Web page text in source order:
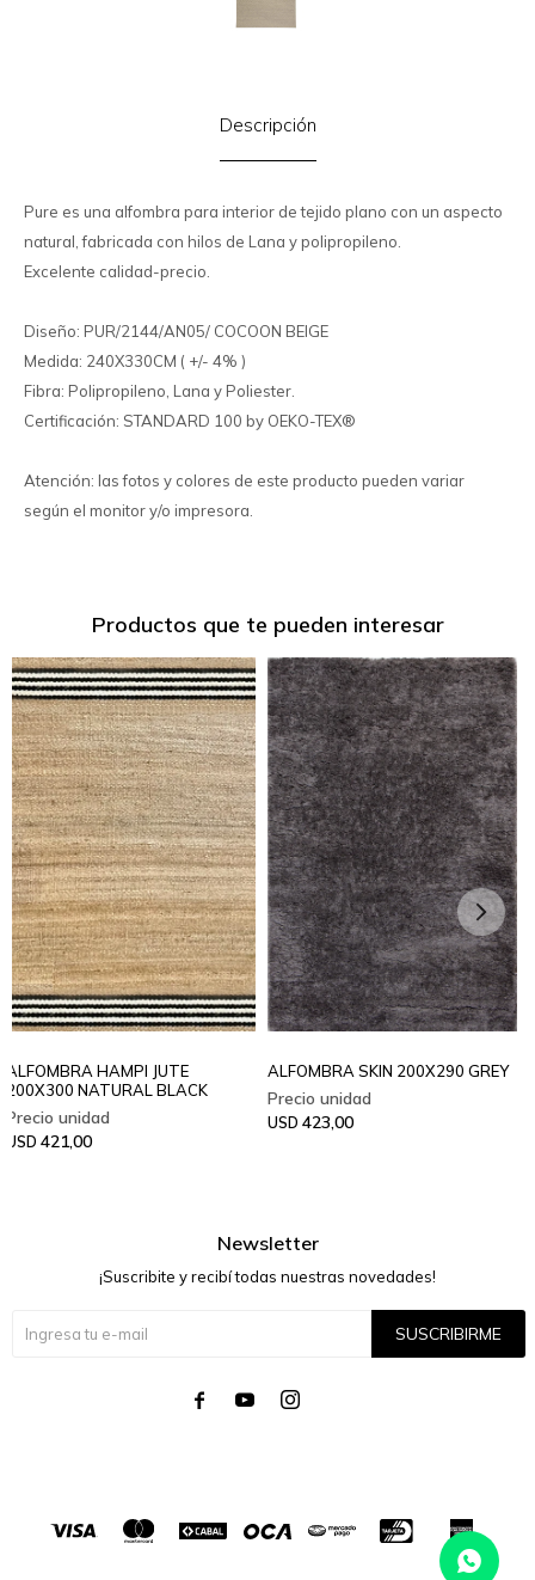
Descripción
Pure es una alfombra para interior de tejido plano con un aspecto
natural, fabricada con hilos de Lana y polipropileno.
Excelente calidad-precio.
Diseño: PUR/2144/AN05/ COCOON BEIGE
Medida: 240X330CM ( +/- 4% )
Fibra: Polipropileno, Lana y Poliester.
Certificación: STANDARD 100 by OEKO-TEX®
Atención: las fotos y colores de este producto pueden variar
según el monitor y/o impresora.
Productos que te pueden interesar
ALFOMBRA HAMPI JUTE
200X300 NATURAL BLACK
USD 421,00
ALFOMBRA SKIN 200X290 GREY
USD 423,00
Newsletter
¡Suscribite y recibí todas nuestras novedades!
SUSCRIBIRME
  